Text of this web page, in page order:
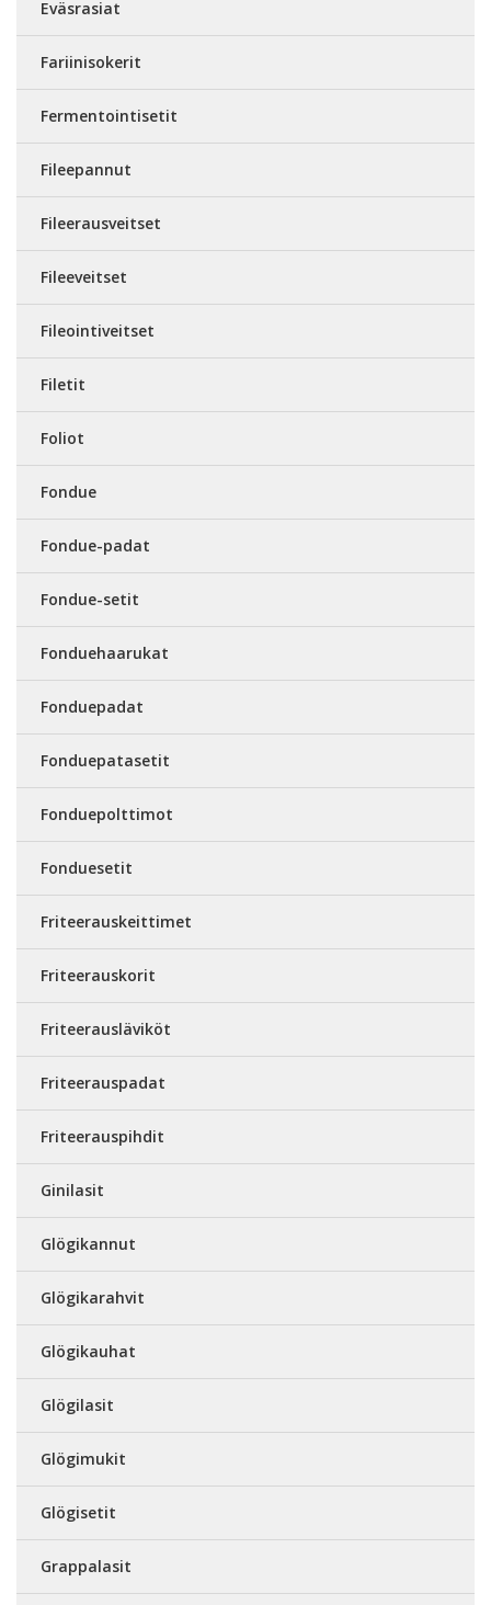
Eväsrasiat
Fariinisokerit
Fermentointisetit
Fileepannut
Fileerausveitset
Fileeveitset
Fileointiveitset
Filetit
Foliot
Fondue
Fondue-padat
Fondue-setit
Fonduehaarukat
Fonduepadat
Fonduepatasetit
Fonduepolttimot
Fonduesetit
Friteerauskeittimet
Friteerauskorit
Friteerausläviköt
Friteerauspadat
Friteerauspihdit
Ginilasit
Glögikannut
Glögikarahvit
Glögikauhat
Glögilasit
Glögimukit
Glögisetit
Grappalasit